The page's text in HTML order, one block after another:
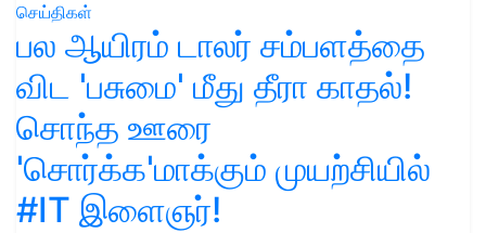
செய்திகள்
பல ஆயிரம் டாலர் சம்பளத்தை
விட 'பசுமை' மீது தீரா காதல்!
சொந்த ஊரை
'சொர்க்க'மாக்கும் முயற்சியில்
#IT இளைஞர்!